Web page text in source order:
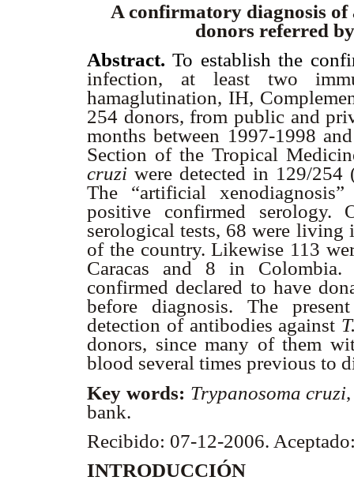
A confirmatory diagnosis of
donors referred
Abstract.To establish the
infection, at least two
hamaglutination, IH,
254 donors, from public and
months between 1997-1998
Section of the Tropical
cruziwere detected in 129/254
The “artificial
positive confirmed
serological tests, 68 were
of the country. Likewise 113
Caracas and 8 in
confirmed declared to have
before diagnosis. The
detection of antibodies against
donors, since many of them
blood several times previous to
Key words: Trypanosoma cruzi
bank.
Recibido: 07-12-2006.
INTRODUCCIÓN